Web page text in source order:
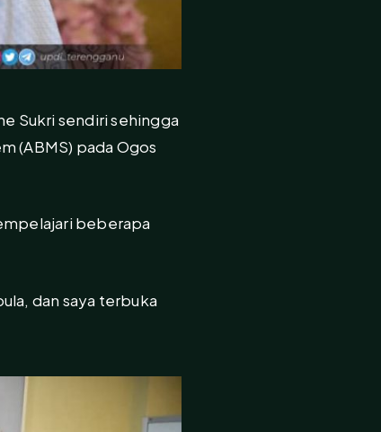
Sukri sendiri sehingga
(ABMS) pada Ogos
beberapa
dan saya terbuka